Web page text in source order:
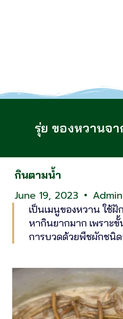
รุ่ย ของหวานจา
กินตามน้ำ
June 19, 2023 Admin
เป็นเมนูของหวาน ใช้
หากินยากมาก เพราะ
การบวดด้วยพืชผักชนิ